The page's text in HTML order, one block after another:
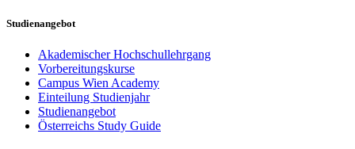
Studienangebot
Akademischer Hochschullehrgang
Vorbereitungskurse
Campus Wien Academy
Einteilung Studienjahr
Studienangebot
Österreichs Study Guide